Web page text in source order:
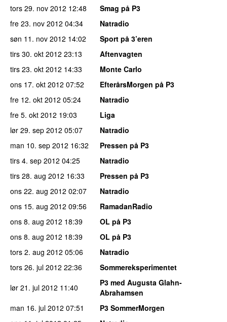
tors 29. nov 2012 12:48
Smag på P3
fre 23. nov 2012 04:34
Natradio
søn 11. nov 2012 14:02
Sport på 3’eren
tirs 30. okt 2012 23:13
Aftenvagten
tirs 23. okt 2012 14:33
Monte Carlo
ons 17. okt 2012 07:52
EfterårsMorgen på P3
fre 12. okt 2012 05:24
Natradio
fre 5. okt 2012 19:03
Liga
lør 29. sep 2012 05:07
Natradio
man 10. sep 2012 16:32
Pressen på P3
tirs 4. sep 2012 04:25
Natradio
tirs 28. aug 2012 16:33
Pressen på P3
ons 22. aug 2012 02:07
Natradio
ons 15. aug 2012 09:56
RamadanRadio
ons 8. aug 2012 18:39
OL på P3
ons 8. aug 2012 18:39
OL på P3
tors 2. aug 2012 05:06
Natradio
tors 26. jul 2012 22:36
Sommereksperimentet
lør 21. jul 2012 11:40
P3 med Augusta Glahn-
Abrahamsen
man 16. jul 2012 07:51
P3 SommerMorgen